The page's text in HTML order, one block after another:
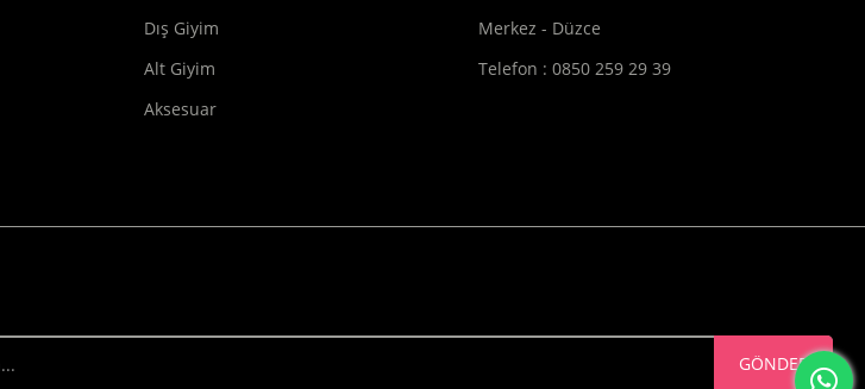
Dış Giyim
Alt Giyim
Aksesuar
Merkez - Düzce
Telefon : 0850 259 29 39
GÖNDER